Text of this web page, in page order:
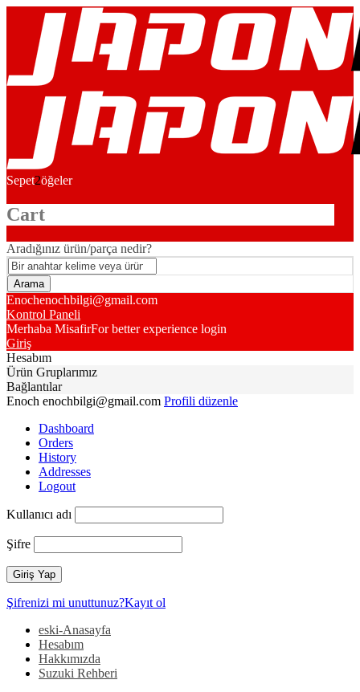
Sepet2öğeler
Cart
Aradığınız ürün/parça nedir?
Enochenochbilgi@gmail.com
Kontrol Paneli
Merhaba MisafirFor better experience login
Giriş
Hesabım
Ürün Gruplarımız
Bağlantılar
Enoch enochbilgi@gmail.com Profili düzenle
Dashboard
Orders
History
Addresses
Logout
Kullanıcı adı
Şifre
Şifrenizi mi unuttunuz?Kayıt ol
eski-Anasayfa
Hesabım
Hakkımızda
Suzuki Rehberi